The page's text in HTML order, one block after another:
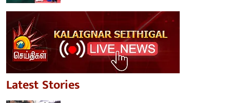
Latest Stories